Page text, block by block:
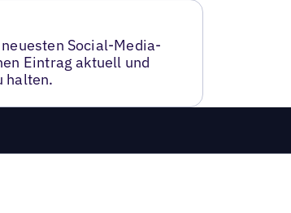
Social-Media-
Eintrag aktuell und
halten.